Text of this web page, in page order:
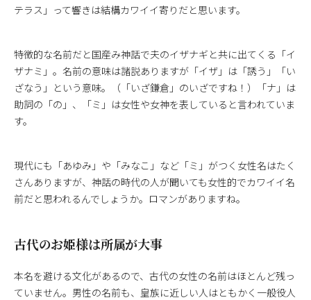
テラス」って響きは結構カワイイ寄りだと思います。
特徴的な名前だと国産み神話で夫のイザナギと共に出てくる「イ
ザナミ」。名前の意味は諸説ありますが「イザ」は「誘う」「い
ざなう」という意味。（「いざ鎌倉」のいざですね！）「ナ」は
助詞の「の」、「ミ」は女性や女神を表していると言われていま
す。
現代にも「あゆみ」や「みなこ」など「ミ」がつく女性名はたく
さんありますが、神話の時代の人が聞いても女性的でカワイイ名
前だと思われるんでしょうか。ロマンがありますね。
古代のお姫様は所属が大事
本名を避ける文化があるので、古代の女性の名前はほとんど残っ
ていません。男性の名前も、皇族に近しい人はともかく一般役人